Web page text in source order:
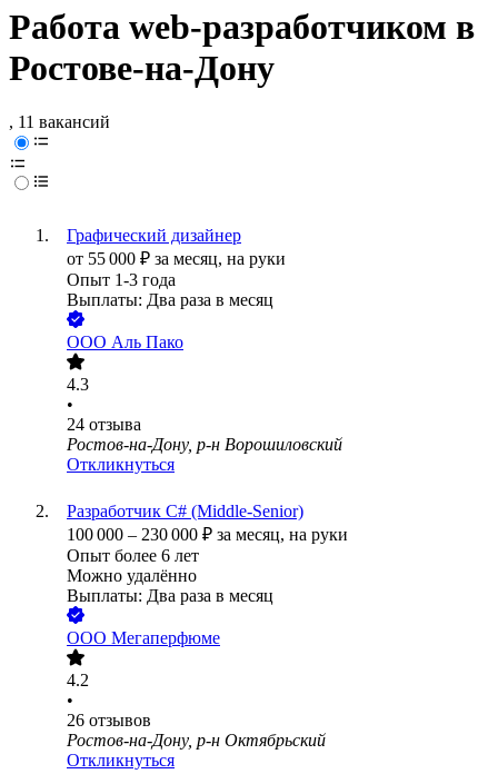
Работа web-разработчиком в
Ростове-на-Дону
, 11 вакансий
Графический дизайнер
от 55 000 ₽ за месяц, на руки
Опыт 1-3 года
Выплаты: Два раза в месяц
ООО Аль Пако
4.3
•
24 отзыва
Ростов-на-Дону, р-н Ворошиловский
Откликнуться
Разработчик C# (Middle-Senior)
100 000 – 230 000 ₽ за месяц, на руки
Опыт более 6 лет
Можно удалённо
Выплаты: Два раза в месяц
ООО Мегаперфюме
4.2
•
26 отзывов
Ростов-на-Дону, р-н Октябрьский
Откликнуться